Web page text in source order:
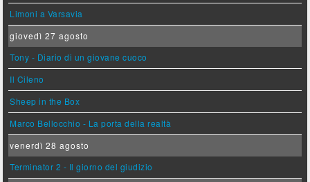
Limoni a Varsavia
giovedì 27 agosto
Tony - Diario di un giovane cuoco
Il Cileno
Sheep in the Box
Marco Bellocchio - La porta della realtà
venerdì 28 agosto
Terminator 2 - Il giorno del giudizio